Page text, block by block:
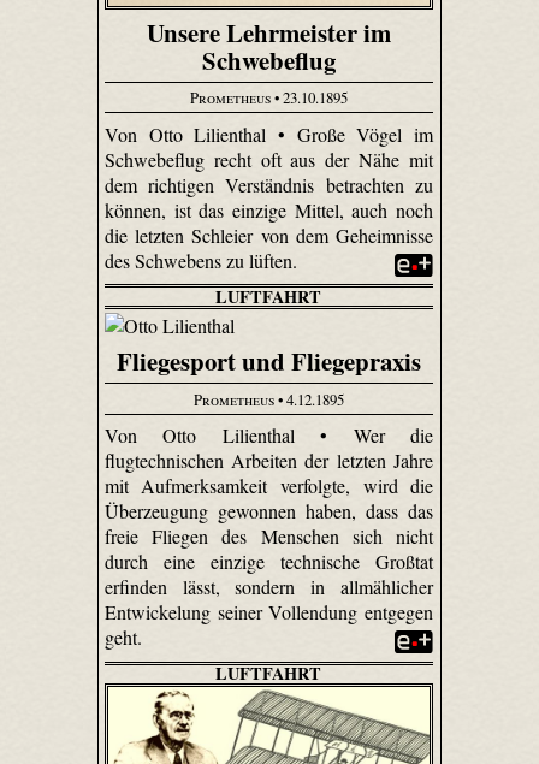
Unsere Lehrmeister im
Schwebeflug
Prometheus• 23.10.1895
Von Otto Lilienthal • Große Vögel im
Schwebeflug recht oft aus der Nähe mit
dem richtigen Verständnis betrachten zu
können, ist das einzige Mittel, auch noch
die letzten Schleier von dem Geheimnisse
des Schwebens zu lüften.
LUFTFAHRT
Fliegesport und Fliegepraxis
Prometheus• 4.12.1895
Von Otto Lilienthal • Wer die
flugtechnischen Arbeiten der letzten Jahre
mit Aufmerksamkeit verfolgte, wird die
Überzeugung gewonnen haben, dass das
freie Fliegen des Menschen sich nicht
durch eine einzige technische Großtat
erfinden lässt, sondern in allmählicher
Entwickelung seiner Vollendung entgegen
geht.
LUFTFAHRT